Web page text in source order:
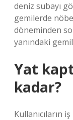
deniz subayı
gemilerde
döneminden
yanındaki
Yat
kadar?
Kullanıcıların